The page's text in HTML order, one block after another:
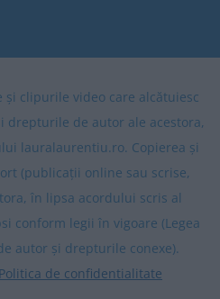
clipurile video care alcătuiesc
drepturile de autor ale acestora,
lauralaurentiu.ro. Copierea și
(publicații online sau scrise,
în lipsa acordului scris al
conform legii în vigoare (Legea
autor și drepturile conexe).
Politica de confidentialitate